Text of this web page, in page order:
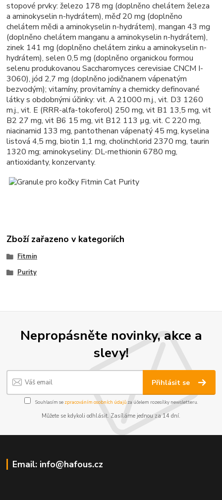
stopové prvky: železo 178 mg (doplněno chelátem železa
a aminokyselin n-hydrátem), měď 20 mg (doplněno
chelátem mědi a aminokyselin n-hydrátem), mangan 43 mg
(doplněno chelátem manganu a aminokyselin n-hydrátem),
zinek 141 mg (doplněno chelátem zinku a aminokyselin n-
hydrátem), selen 0,5 mg (doplněno organickou formou
selenu produkovanou Saccharomyces cerevisiae CNCM I-
3060), jód 2,7 mg (doplněno jodičnanem vápenatým
bezvodým); vitamíny, provitamíny a chemicky definované
látky s obdobnými účinky: vit. A 21000 m.j., vit. D3 1260
m.j., vit. E (RRR-alfa-tokoferol) 250 mg, vit B1 13,5 mg, vit
B2 27 mg, vit B6 15 mg, vit B12 113 µg, vit. C 220 mg,
niacinamid 133 mg, pantothenan vápenatý 45 mg, kyselina
listová 4,5 mg, biotin 1,1 mg, cholinchlorid 2370 mg, taurin
1320 mg; aminokyseliny: DL-methionin 6780 mg,
antioxidanty, konzervanty.
Zboží zařazeno v kategoriích
Fitmin
Purity
Nepropásněte novinky, akce a
slevy!
Přihlásit se
Souhlasím se zpracováním osobních údajůza účelem rozesílky newsletteru.
Můžete se kdykoli odhlásit. Zasíláme jednou za 14 dní.
Email: info@hafous.cz